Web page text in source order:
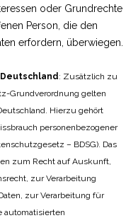
oder Grundrechte
Person, die den
erfordern, überwiegen.
: Zusätzlich zu
Grundverordnung gelten
Hierzu gehört
personenbezogener
– BDSG). Das
zum Recht auf Auskunft,
zur Verarbeitung
zur Verarbeitung für
automatisierten